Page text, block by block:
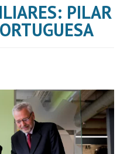
PILAR